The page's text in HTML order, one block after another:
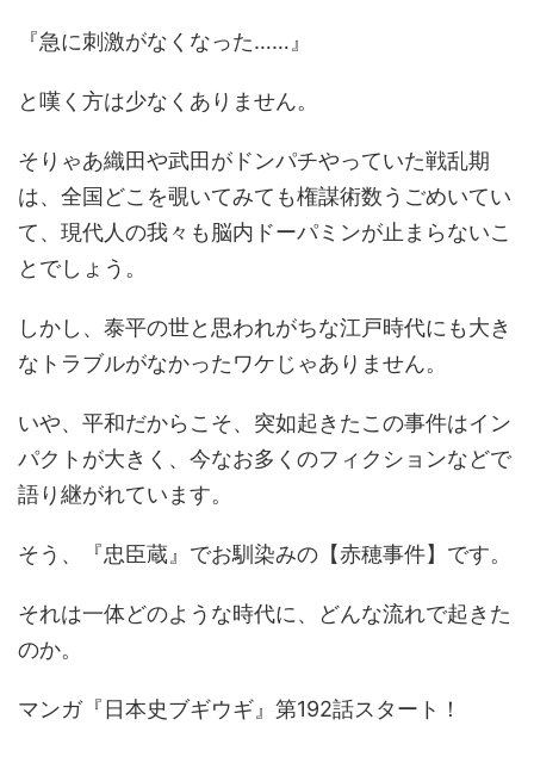
『急に刺激がなくなった……』
と嘆く方は少なくありません。
そりゃあ織田や武田がドンパチやっていた戦乱期
は、全国どこを覗いてみても権謀術数うごめいてい
て、現代人の我々も脳内ドーパミンが止まらないこ
とでしょう。
しかし、泰平の世と思われがちな江戸時代にも大き
なトラブルがなかったワケじゃありません。
いや、平和だからこそ、突如起きたこの事件はイン
パクトが大きく、今なお多くのフィクションなどで
語り継がれています。
そう、『忠臣蔵』でお馴染みの【赤穂事件】です。
それは一体どのような時代に、どんな流れで起きた
のか。
マンガ『日本史ブギウギ』第192話スタート！